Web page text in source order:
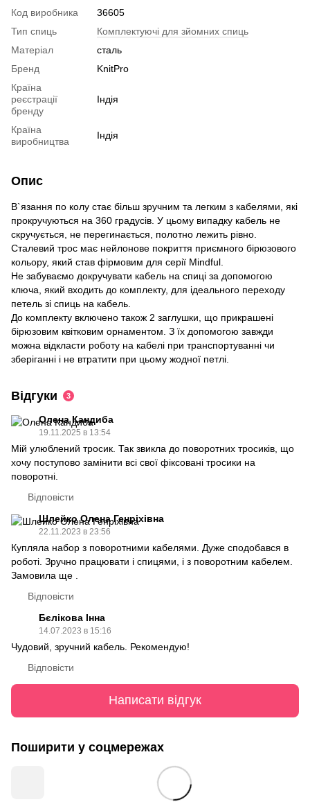
Код виробника
36605
Тип спиць
Комплектуючі для зйомних спиць
Матеріал
сталь
Бренд
KnitPro
Країна
реєстрації
бренду
Індія
Країна
виробництва
Індія
Опис
В`язання по колу стає більш зручним та легким з кабелями, які
прокручуються на 360 градусів. У цьому випадку кабель не
скручується, не перегинається, полотно лежить рівно.
Сталевий трос має нейлонове покриття приємного бірюзового
кольору, який став фірмовим для серії Mindful.
Не забуваємо докручувати кабель на спиці за допомогою
ключа, який входить до комплекту, для ідеального переходу
петель зі спиць на кабель.
До комплекту включено також 2 заглушки, що прикрашені
бірюзовим квітковим орнаментом. З їх допомогою завжди
можна відкласти роботу на кабелі при транспортуванні чи
зберіганні і не втратити при цьому жодної петлі.
Відгуки 3
Олена Кандиба
19.11.2025 в 13:54
Мій улюблений тросик. Так звикла до поворотних тросиків, що
хочу поступово замінити всі свої фіксовані тросики на
поворотні.
Відповісти
Шлейко Олена Генріхівна
22.11.2023 в 23:56
Купляла набор з поворотними кабелями. Дуже сподобався в
роботі. Зручно працювати і спицями, і з поворотним кабелем.
Замовила ще .
Відповісти
Бєлікова Інна
14.07.2023 в 15:16
Чудовий, зручний кабель. Рекомендую!
Відповісти
Написати відгук
Поширити у соцмережах